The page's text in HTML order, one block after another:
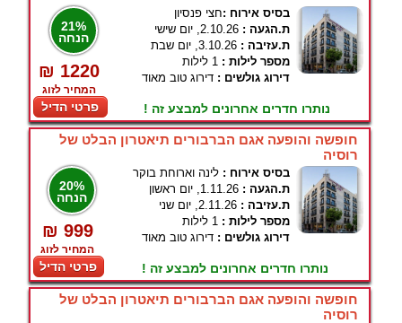
21%
הנחה
₪ 1220
המחיר לזוג
פרטי הדיל
בסיס אירוח :חצי פנסיון
ת.הגעה : 2.10.26, יום שישי
ת.עזיבה : 3.10.26, יום שבת
מספר לילות : 1 לילות
דירוג גולשים : דירוג טוב מאוד
נותרו חדרים אחרונים למבצע זה !
חופשה והופעה אגם הברבורים תיאטרון הבלט של
רוסיה
20%
הנחה
₪ 999
המחיר לזוג
פרטי הדיל
בסיס אירוח : לינה וארוחת בוקר
ת.הגעה : 1.11.26, יום ראשון
ת.עזיבה : 2.11.26, יום שני
מספר לילות : 1 לילות
דירוג גולשים : דירוג טוב מאוד
נותרו חדרים אחרונים למבצע זה !
חופשה והופעה אגם הברבורים תיאטרון הבלט של
רוסיה